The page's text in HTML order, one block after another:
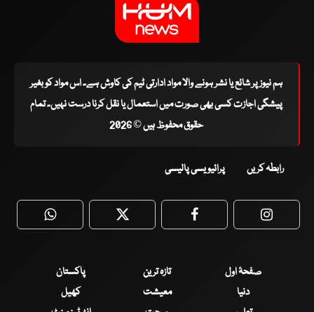
ہم نیوز پر شائع یا نشر ہونے والا مواد ادارتی ٹیم کی کاوش ہے۔ اس مواد کو بغیر
پیشگی اجازت کسی بھی صورت میں استعمال یا نقل کرنا درست نہیں۔ تمام
حقوق محفوظ ہیں © 2026
رابطہ کریں پرائیویسی پالیسی
WhatsApp Twitter Facebook
صفحۂ اول تازہ ترین
پاکستان
دنیا
معیشت
کھیل